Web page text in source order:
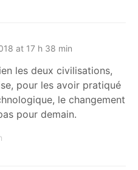
at 17 h 38 min
les deux civilisations,
pour les avoir pratiqué
le changement
pour demain.